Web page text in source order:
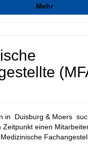
Mehr
in Duisburg & Moers
Zeitpunkt einen